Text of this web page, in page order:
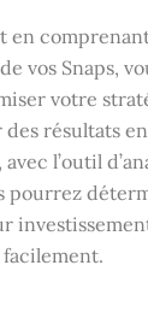
en
vos Snaps,
votre
des résultats
l’outil
pourrez